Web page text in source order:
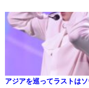
アジアを巡ってラストは